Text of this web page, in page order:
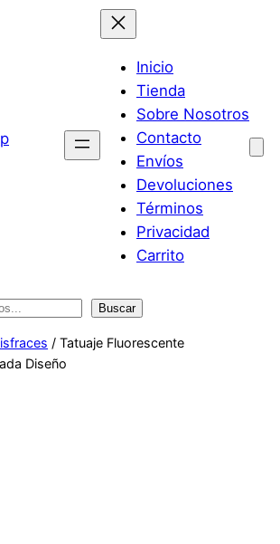
Inicio
Tienda
Sobre Nosotros
Contacto
Envíos
Devoluciones
Términos
Privacidad
Carrito
Buscar
/ Tatuaje Fluorescente
Diseño